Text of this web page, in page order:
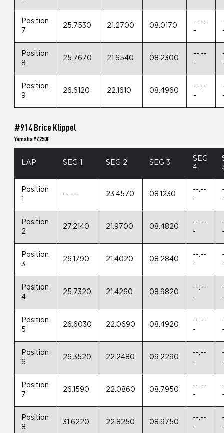
Position
7
25.7530 21.2700 08.0170
--.--
-
Position
8
25.7670 21.6540 08.2300
--.--
-
Position
9
26.6120 22.1610 08.4960
--.--
-
#914 Brice Klippel
Yamaha YZ250F
LAP SEG 1 SEG 2 SEG 3
SEG
4
Position
--.--- 23.4570 08.1230
--.--
-
Position
2
27.2140 21.9700 08.4820
--.--
-
Position
3
26.1790 21.4020 08.2840
--.--
-
Position
4
25.7320 21.4260 08.9820
--.--
-
Position
5
26.6030 22.0690 08.4920
--.--
-
Position
6
26.3520 22.2480 09.2290
--.--
-
Position
7
26.1590 22.0860 08.7950
--.--
-
Position
8
31.6220 22.8250 08.9750
--.--
-